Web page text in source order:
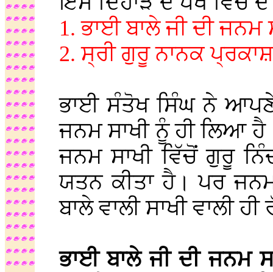
1. ਭਾਈ ਬਾਲੇ ਜੀ ਦੀ ਜਨਮ
2. ਸ੍ਰੀ ਗੁਰੂ ਨਾਨਕ
ਭਾਈ ਸੰਤੋਖ ਸਿੰਘ ਨੇ
ਜਨਮ ਸਾਖੀ ਨੂੰ ਹੀ ਲਿਆ
ਜਨਮ ਸਾਖੀ ਵਿੱਚੋਂ ਗੁਰੂ
ਯਤਨ ਕੀਤਾ ਹੈ। ਪਰ
ਬਾਲੇ ਵਾਲੀ ਸਾਖੀ ਵਾਲੀ ਹੀ
ਭਾਈ ਬਾਲੇ ਜੀ ਦੀ ਜਨਮ